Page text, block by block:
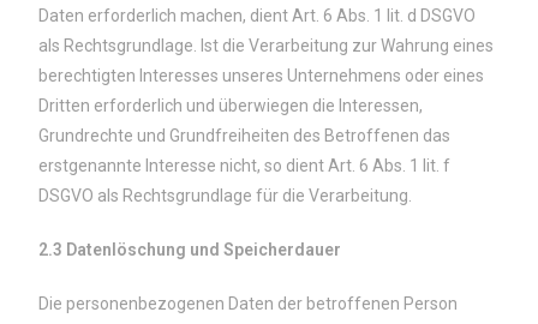
Daten erforderlich machen, dient Art. 6 Abs. 1 lit. d DSGVO
als Rechtsgrundlage. Ist die Verarbeitung zur Wahrung eines
berechtigten Interesses unseres Unternehmens oder eines
Dritten erforderlich und überwiegen die Interessen,
Grundrechte und Grundfreiheiten des Betroffenen das
erstgenannte Interesse nicht, so dient Art. 6 Abs. 1 lit. f
DSGVO als Rechtsgrundlage für die Verarbeitung.
2.3 Datenlöschung und Speicherdauer
Die personenbezogenen Daten der betroffenen Person